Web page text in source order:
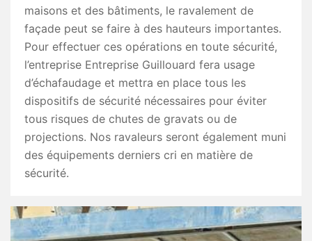
maisons et des bâtiments, le ravalement de
façade peut se faire à des hauteurs importantes.
Pour effectuer ces opérations en toute sécurité,
l’entreprise Entreprise Guillouard fera usage
d’échafaudage et mettra en place tous les
dispositifs de sécurité nécessaires pour éviter
tous risques de chutes de gravats ou de
projections. Nos ravaleurs seront également muni
des équipements derniers cri en matière de
sécurité.